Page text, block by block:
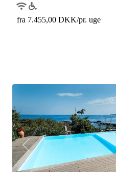
fra 7.455,00 DKK/pr. uge
P
r